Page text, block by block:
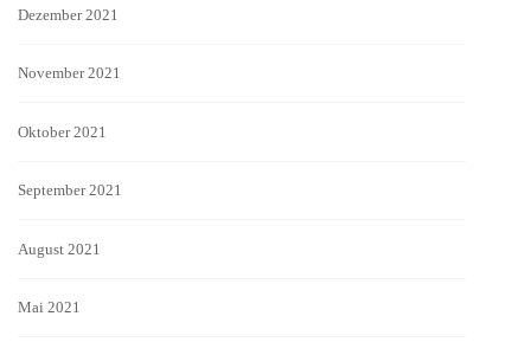
Dezember 2021
November 2021
Oktober 2021
September 2021
August 2021
Mai 2021